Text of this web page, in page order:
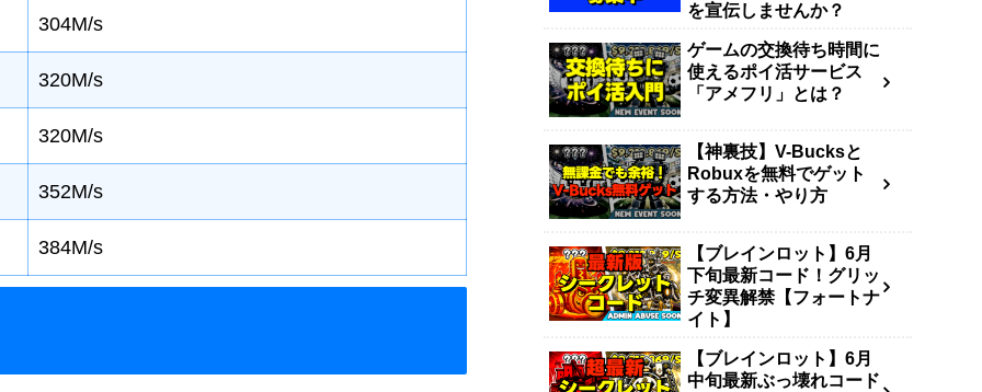
304M/s
320M/s
320M/s
352M/s
384M/s
を宣伝しませんか？
ゲームの交換待ち時間に
使えるポイ活サービス
「アメフリ」とは？
【神裏技】V-Bucksと
Robuxを無料でゲット
する方法・やり方
【ブレインロット】6月
下旬最新コード！グリッ
チ変異解禁【フォートナ
イト】
【ブレインロット】6月
中旬最新ぶっ壊れコード